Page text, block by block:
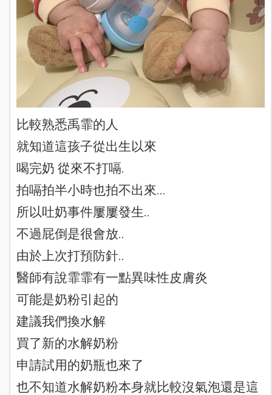
比較熟悉禹霏的人
就知道這孩子從出生以來
喝完奶 從來不打嗝.
拍嗝拍半小時也拍不出來...
所以吐奶事件屢屢發生..
不過屁倒是很會放..
由於上次打預防針..
醫師有說霏霏有一點異味性皮膚炎
可能是奶粉引起的
建議我們換水解
買了新的水解奶粉
申請試用的奶瓶也來了
也不知道水解奶粉本身就比較沒氣泡還是這